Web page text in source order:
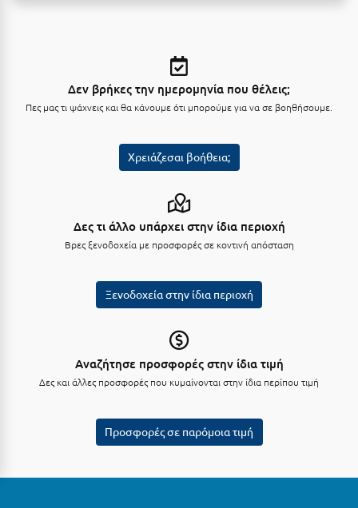
Κάρυστος
Κέα - Τζιά
Δεν βρήκες την ημερομηνία που θέλεις;
Πες μας τι ψάχνεις και θα κάνουμε ότι μπορούμε για να σε βοηθήσουμε.
Χρειάζεσαι βοήθεια;
Δες τι άλλο υπάρχει στην ίδια περιοχή
Βρες ξενοδοχεία με προσφορές σε κοντινή απόσταση
Ξενοδοχεία στην ίδια περιοχή
Αναζήτησε προσφορές στην ίδια τιμή
Δες και άλλες προσφορές που κυμαίνονται στην ίδια περίπου τιμή
Προσφορές σε παρόμοια τιμή